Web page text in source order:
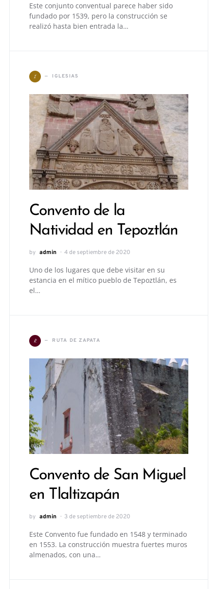
Este conjunto conventual parece haber sido
fundado por 1539, pero la construcción se
realizó hasta bien entrada la…
I IGLESIAS
Convento de la
Natividad en Tepoztlán
by admin 4 de septiembre de 2020
Uno de los lugares que debe visitar en su
estancia en el mítico pueblo de Tepoztlán, es
el…
R RUTA DE ZAPATA
Convento de San Miguel
en Tlaltizapán
by admin 3 de septiembre de 2020
Este Convento fue fundado en 1548 y terminado
en 1553. La construcción muestra fuertes muros
almenados, con una…